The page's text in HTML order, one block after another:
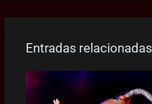
Entradas relacionadas